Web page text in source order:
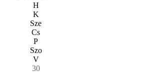
H
K
Sze
Cs
P
Szo
V
30